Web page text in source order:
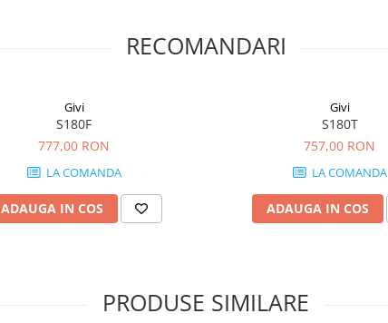
RECOMANDARI
Givi
S180F
777,00 RON
LA COMANDA
ADAUGA IN COS
Givi
S180T
757,00 RON
LA COMANDA
ADAUGA IN COS
PRODUSE SIMILARE